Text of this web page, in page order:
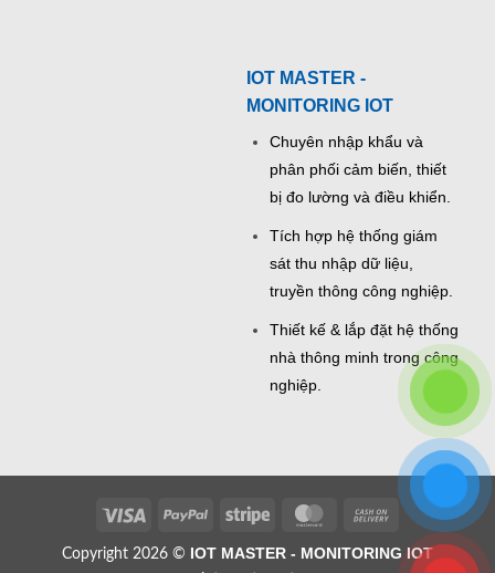
IOT MASTER -
MONITORING IOT
Chuyên nhập khẩu và
phân phối cảm biến, thiết
bị đo lường và điều khiển.
Tích hợp hệ thống giám
sát thu nhập dữ liệu,
truyền thông công nghiệp.
Thiết kế & lắp đặt hệ thống
nhà thông minh trong công
nghiệp.
Visa PayPal Stripe MasterCardCash
Delivery
Copyright 2026 © IOT MASTER - MONITORING IOT